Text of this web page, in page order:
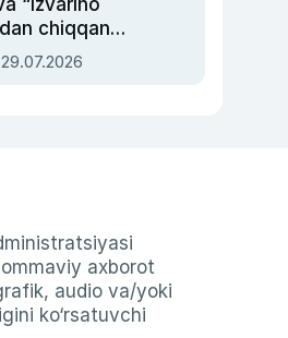
“Izvarino
chiqqan
— Ukraina
axborot
audio va/yoki
ko‘rsatuvchi